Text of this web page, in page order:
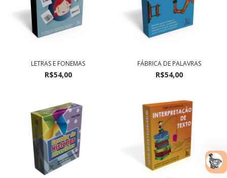
LETRAS E FONEMAS
R$54,00
FÁBRICA DE PALAVRAS
R$54,00